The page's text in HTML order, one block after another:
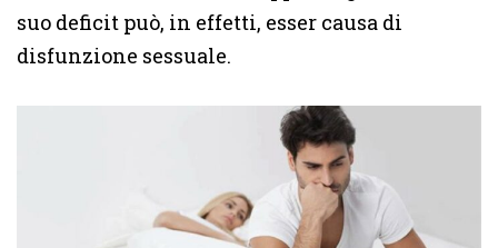
suo deficit può, in effetti, esser causa di
disfunzione sessuale.